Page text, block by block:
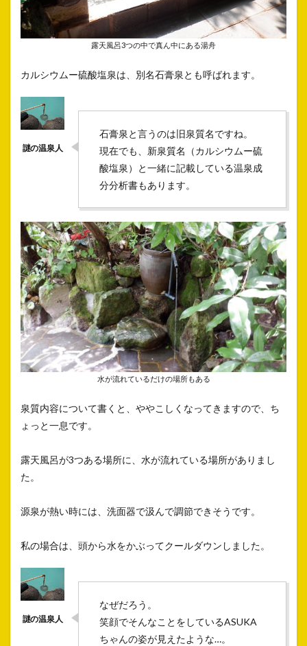
露天風呂3つの中で真ん中にある湯舟
カルシウムー硫酸塩泉は、別名石膏泉とも呼ばれます。
石膏泉と言うのは旧泉質名ですね。
現在でも、新泉質名（カルシウムー硫
酸塩泉）と一緒に記載している温泉成
分分析書もあります。
水が流れているだけの場所もある
泉質内容について書くと、ややこしくなってきますので、ち
ょっと一息です。
露天風呂が3つある場所に、水が流れている場所がありまし
た。
源泉が熱い時には、洗面器で汲んで調節できそうです。
私の場合は、頭から水をかぶってクールダウンしました。
なぜだろう。
笑顔でそんなことをしているASUKA
ちゃんの姿が見えたような…。